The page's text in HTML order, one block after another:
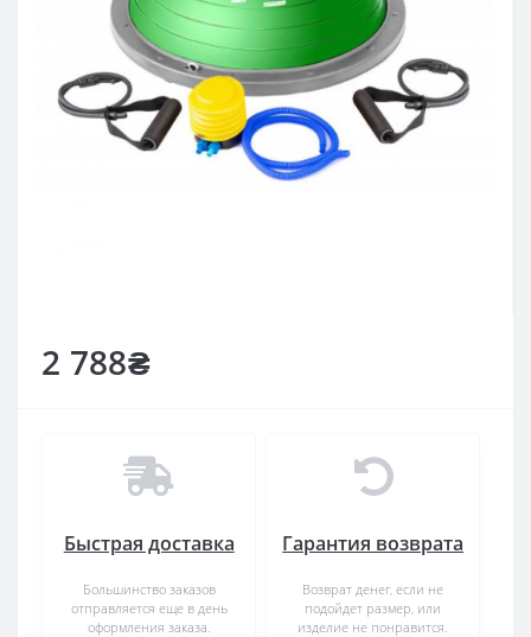
2 788₴
Быстрая доставка
Большинство заказов
отправляется еще в день
оформления заказа.
Гарантия возврата
Возврат денег, если не
подойдет размер, или
изделие не понравится.